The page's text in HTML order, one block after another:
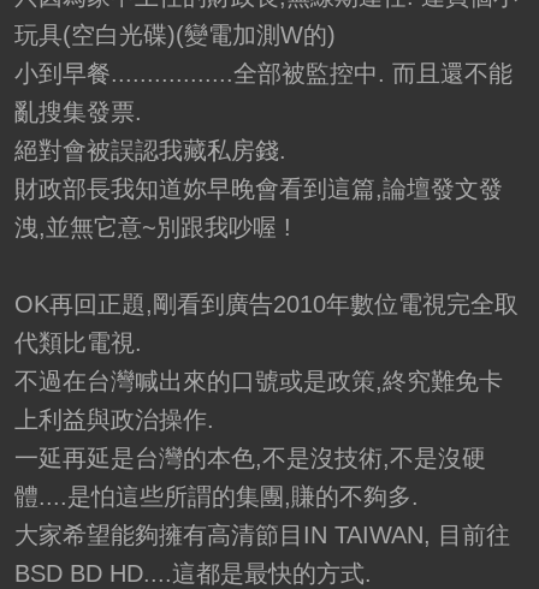
玩具(空白光碟)(變電加測W的)
小到早餐.................全部被監控中. 而且還不能
亂搜集發票.
絕對會被誤認我藏私房錢.
財政部長我知道妳早晚會看到這篇,論壇發文發
洩,並無它意~別跟我吵喔 !
OK再回正題,剛看到廣告2010年數位電視完全取
代類比電視.
不過在台灣喊出來的口號或是政策,終究難免卡
上利益與政治操作.
一延再延是台灣的本色,不是沒技術,不是沒硬
體....是怕這些所謂的集團,賺的不夠多.
大家希望能夠擁有高清節目IN TAIWAN, 目前往
BSD BD HD....這都是最快的方式.